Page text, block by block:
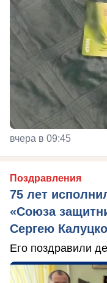
вчера в 09:45
Поздравления
75 лет
«Союза
Сергею
Его поздравили